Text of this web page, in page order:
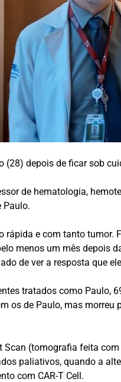
(28) depois de ficar sob
de hematologia,
Paulo.
rápida e com tanto tumor.
menos um mês depois
de ver a resposta que
tratados como Paulo,
os de Paulo, mas morreu
Scan (tomografia feita
paliativos, quando a
com CAR-T Cell.